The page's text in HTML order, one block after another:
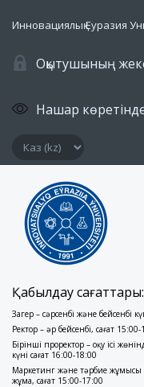
Инновациялық Еуразия
Оқытушының
Нашар
Қабылдау сағаттары:
Заңгер – сәрсенбі және бейсенбі
Ректор – әр бейсенбі, сағат
Бірінші проректор – оқу ісі
күні сағат 16:00-18:00
Маркетинг және тәрбие жұмысы
жұма, сағат 15:00-17:00